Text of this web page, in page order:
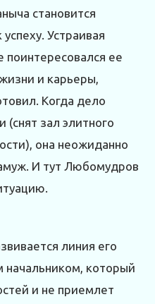
становится
Устраивая
ее
и карьеры,
Когда дело
(снят зал элитного
она неожиданно
И тут Любомудров
линия его
который
и не приемлет